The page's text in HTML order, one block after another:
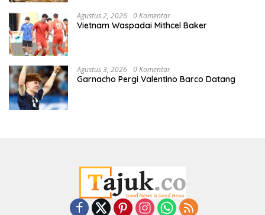
Agustus 2, 2026 0 Komentar
Vietnam Waspadai Mithcel Baker
Agustus 3, 2026 0 Komentar
Garnacho Pergi Valentino Barco Datang